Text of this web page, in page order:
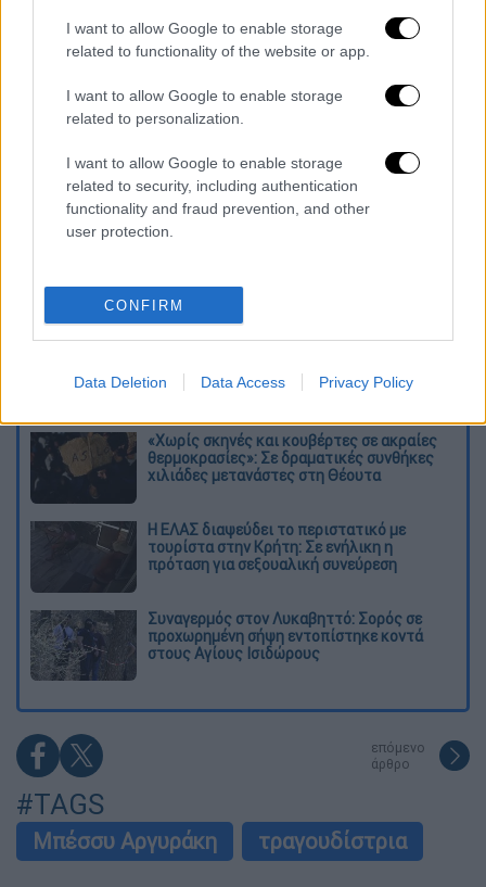
I want to allow Google to enable storage
related to functionality of the website or app.
I want to allow Google to enable storage
related to personalization.
I want to allow Google to enable storage
related to security, including authentication
functionality and fraud prevention, and other
user protection.
CONFIRM
Data Deletion Data Access Privacy Policy
Στη συνέχεια, εξομολογήθηκε ότι την
τρομάζει η ιδέα ότι τα χρόνια περνούν. «Με
τρομάζει το πέρασμα του χρόνου. Όταν
νομίζω ότι αφορά
την απέναντι, όχι εμένα, γιατί νιώθω τόσο
γεμάτη ζωή, με όνειρα, που δεν μπορώ να
σκεφτώ ότι έχω μεγαλώσει τόσο»,
Διαβάστε ακόμη
πίστευα ότι το να είσαι outsider ήταν
αδυναμία, τώρα το βλέπω ως δύναμη»
«Χωρίς σκηνές και κουβέρτες σε ακραίες
θερμοκρασίες»: Σε δραματικές συνθήκες
χιλιάδες μετανάστες στη Θέουτα
Η ΕΛΑΣ διαψεύδει το περιστατικό με
τουρίστα στην Κρήτη: Σε ενήλικη η
πρόταση για σεξουαλική συνεύρεση
Συναγερμός στον Λυκαβηττό: Σορός σε
προχωρημένη σήψη εντοπίστηκε κοντά
στους Αγίους Ισιδώρους
επόμενο
άρθρο
#TAGS
Μπέσσυ Αργυράκη τραγουδίστρια